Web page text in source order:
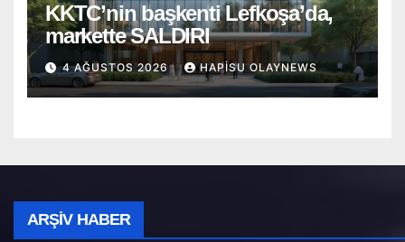
KKTC’nin başkenti Lefkoşa’da,
markette SALDIRI
4 AĞUSTOS 2026 HAPISU OLAYNEWS
ARŞIV HABER